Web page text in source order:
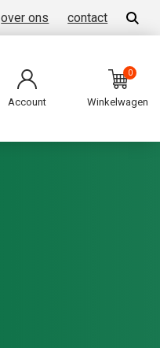
over ons contact
Account
0
Winkelwagen